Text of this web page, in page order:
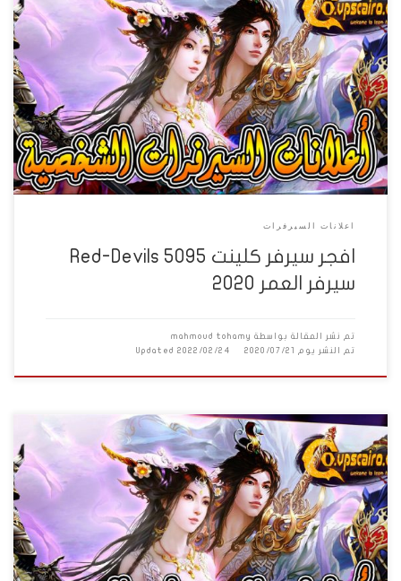
بسم الله الرحمن الرحيم 1) سيرفر اصدار : 5095 2) بتنزل جاهز وتاحد الاصتفة
3) الليف اللى بتنزل بية 137 وتقدر تعلية ل 140 عن طريق ايتماية فى
الشوب 4) كويستات وحروب بأفكار جديدة 5) نظام التوبات مختلف تماما
6) اشكال انبيسهات جديدة 7) اشكال مابات جديدة اجدد استايلات موجودة
عندنا […]
اعلانات السيرفرات
افجر سيرفر كلينت 5095 Red-Devils
سيرفر العمر 2020
تم نشر المقالة بواسطة mahmoud tohamy
تم النشر يوم 2020/07/21
Updated2022/02/24
بدأ بسم الله السيرفر مفتوح بتاريخ 2020 – 7 – 11 السيرفر اخر اصدار من 2
دي يعني اكل الايبك شغال وشخصية الويند شغاله فكسد ان شاء الله
≕≕≕≕≕≕≕≕≕≕≕≕≕≕≕≕≕≕≕≕≕≕≕≕≕≕≕≕≕≕≕
≕≕≕≕≕≕≕≕≕≕ السيرفر 5 كنج و 15 برنس والباقي دوك
≕≕≕≕≕≕≕≕≕≕≕≕≕≕≕≕≕ الدروب 300 سي بي اس للمتعه
مع العلم انه كده متوسط مقارنة […]